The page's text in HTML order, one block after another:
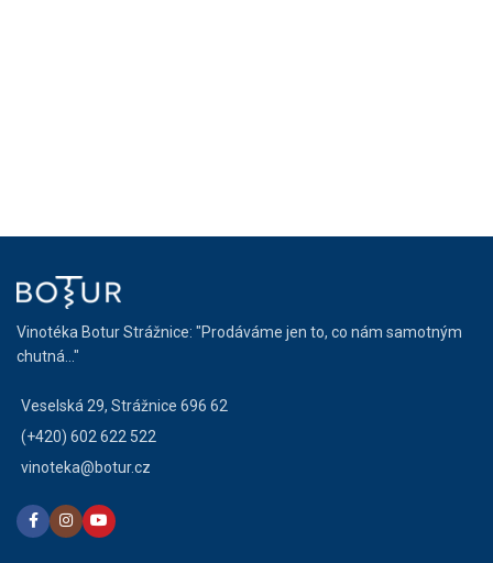
Vinotéka Botur Strážnice: "Prodáváme jen to, co nám samotným
chutná..."
Veselská 29, Strážnice 696 62
(+420) 602 622 522
vinoteka@botur.cz